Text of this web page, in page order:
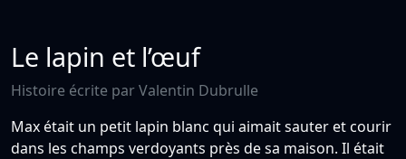
Le lapin et l’œuf
Histoire écrite par Valentin Dubrulle
Max était un petit lapin blanc qui aimait sauter et courir
dans les champs verdoyants près de sa maison. Il était